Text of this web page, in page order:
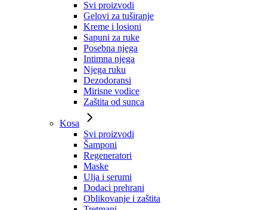
Svi proizvodi
Gelovi za tuširanje
Kreme i losioni
Sapuni za ruke
Posebna njega
Intimna njega
Njega ruku
Dezodoransi
Mirisne vodice
Zaštita od sunca
Kosa
Svi proizvodi
Šamponi
Regeneratori
Maske
Ulja i serumi
Dodaci prehrani
Oblikovanje i zaštita